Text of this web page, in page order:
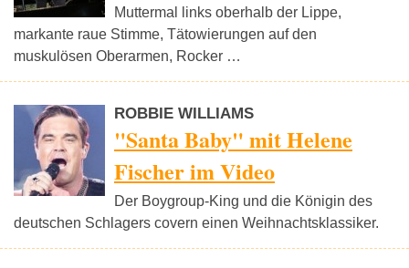
Muttermal links oberhalb der Lippe,
markante raue Stimme, Tätowierungen auf den
muskulösen Oberarmen, Rocker …
ROBBIE WILLIAMS
"Santa Baby" mit Helene
Fischer im Video
Der Boygroup-King und die Königin des
deutschen Schlagers covern einen Weihnachtsklassiker.